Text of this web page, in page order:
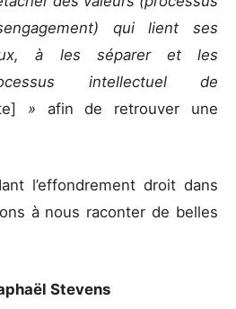
qui lient ses
à les séparer et les
intellectuel de
» afin de retrouver une
l’effondrement droit dans
à nous raconter de belles
Stevens